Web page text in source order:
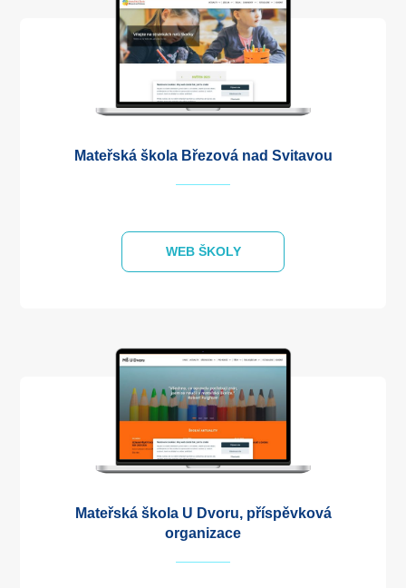
Mateřská škola Březová nad Svitavou
WEB ŠKOLY
Mateřská škola U Dvoru, příspěvková
organizace